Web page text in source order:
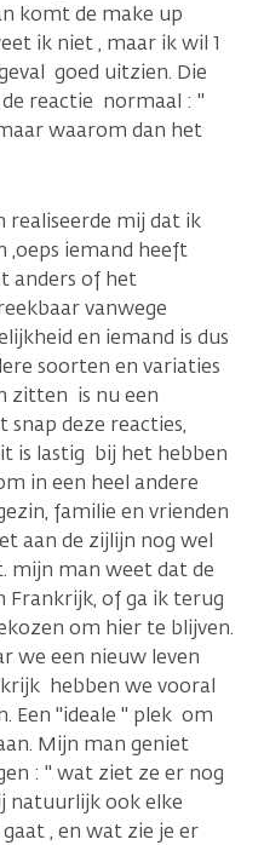
komt de make up
ik niet , maar ik wil 1
goed uitzien. Die
reactie normaal : ''
waarom dan het
realiseerde mij dat ik
,oeps iemand heeft
anders of het
vanwege
en iemand is dus
soorten en variaties
zitten is nu een
deze reacties,
is lastig bij het hebben
in een heel andere
familie en vrienden
aan de zijlijn nog wel
mijn man weet dat de
Frankrijk, of ga ik terug
om hier te blijven.
we een nieuw leven
hebben we vooral
Een ''ideale '' plek om
Mijn man geniet
: '' wat ziet ze er nog
natuurlijk ook elke
, en wat zie je er